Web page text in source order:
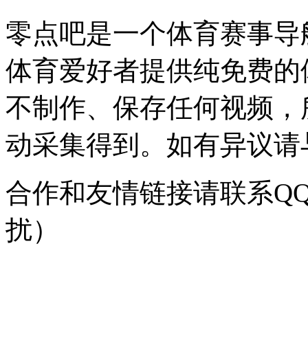
零点吧是一个体育赛事
体育爱好者提供纯免费
不制作、保存任何视频
动采集得到。如有异议
合作和友情链接请联系
扰）